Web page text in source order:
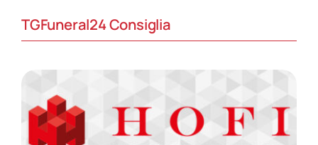
TGFuneral24 Consiglia